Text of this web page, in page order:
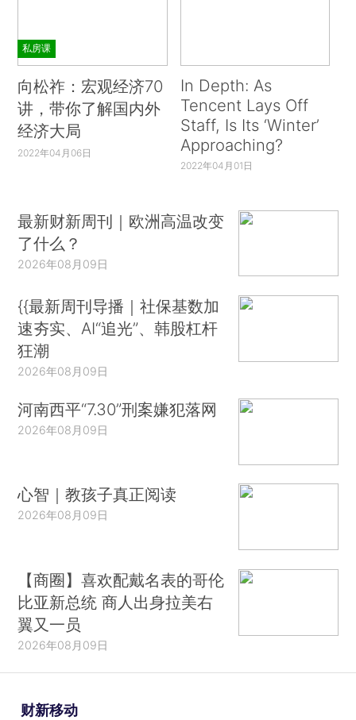
私房课
向松祚：宏观经济70
讲，带你了解国内外
经济大局
2022年04月06日
In Depth: As
Tencent Lays Off
Staff, Is Its ‘Winter’
Approaching?
2022年04月01日
最新财新周刊｜欧洲高温改变
了什么？
2026年08月09日
{{最新周刊导播｜社保基数加
速夯实、AI“追光”、韩股杠杆
狂潮
2026年08月09日
河南西平“7.30”刑案嫌犯落网
2026年08月09日
心智｜教孩子真正阅读
2026年08月09日
【商圈】喜欢配戴名表的哥伦
比亚新总统 商人出身拉美右
翼又一员
2026年08月09日
财新移动